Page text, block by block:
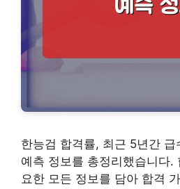
한능검 합격률, 최근 5년간 급
예측 정보를 총정리했습니다.
요한 모든 정보를 담아 합격